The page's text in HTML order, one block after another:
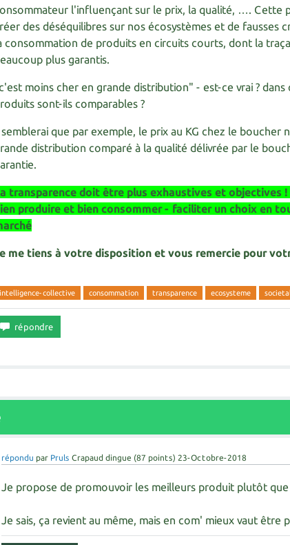
l'influençant sur le prix, la qualité, …. Cette
des déséquilibres sur nos écosystèmes et de fausses
consommation de produits en circuits courts, dont la
plus garantis.
moins cher en grande distribution" - est-ce vrai ?
sont-ils comparables ?
semblerai que par exemple, le prix au KG chez le boucher
distribution comparé à la qualité délivrée par le
transparence doit être plus exhaustives et objectives
produire et bien consommer - faciliter un choix en
me tiens à votre disposition et vous remercie pour
intelligence-collective consommation transparence ecosysteme societal
répondu par Pruls Crapaud dingue (87 points) 23-Octobre-2018
Je propose de promouvoir les meilleurs produit plutôt
Je sais, ça revient au même, mais en com' mieux vaut être